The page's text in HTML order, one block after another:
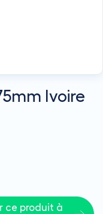
Ivoire
ce produit à